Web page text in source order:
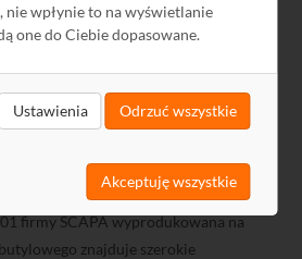
nie wpłynie to na wyświetlanie
one do Ciebie dopasowane.
Ustawienia Odrzuć wszystkie
Akceptuję wszystkie
małe straty sygnału,
2,4 GHz pozwoli na migrację do
w technologii PE (odporność na UV),
Tri-Lan 240 na zewnątrz. Taśma
firmy SCAPA wyprodukowana na
znajduje szerokie